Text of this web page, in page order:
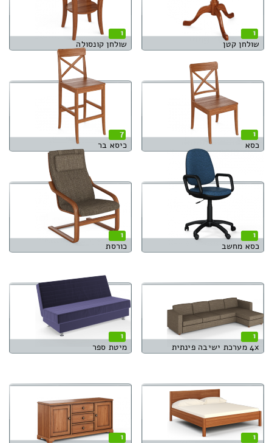
1
שולחן קטן
1
שולחן קונסולה
1
כסא
7
כיסא בר
1
כסא מחשב
1
כורסת
1
4x מערכת ישיבה פינתית
1
מיטת ספר
1
1